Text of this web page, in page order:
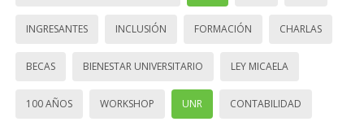
INGRESANTES INCLUSIÓN FORMACIÓN CHARLAS
BECAS BIENESTAR UNIVERSITARIO LEY MICAELA
100 AÑOS WORKSHOP UNR CONTABILIDAD